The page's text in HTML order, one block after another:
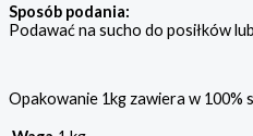
Sposób podania:
Podawać na sucho do posiłków
Opakowanie 1kg zawiera w 100%